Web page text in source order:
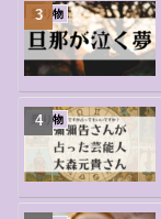
乗り物
乗り物